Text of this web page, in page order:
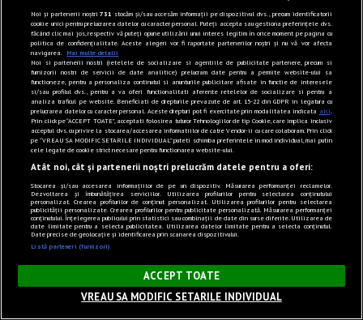
×
Noi și partenerii noștri731 stocăm și/sau accesăm informații pe dispozitivul dvs., precum identificatorii
cookie unici pentru prelucrarea datelor cu caracter personal. Puteți accepta sau gestiona preferințele dvs.
făcând clic mai jos, respectiv vă puteți opune utilizării unui interes legitim în orice moment pe pagina cu
politica de confidențialitate. Aceste alegeri vor fi raportate partenerilor noștri și nu vă vor afecta
navigarea. Mai multe detalii
Noi si partenerii nostri (retelele de socializare si agentiile de publicitate partenere, precum si
furnizorii nostri de servicii de date analitice) prelucram date pentru a permite website-ului sa
functioneze, pentru a personaliza continutul si anunturile publicitare afisate in functie de interesele
si/sau profilul dvs., pentru a va oferi functionalitati aferente retelelor de socializare si pentru a
analiza traficul pe website. Beneficiati de drepturile prevazute de art. 15-22 din GDPR in legatura cu
prelucrarea datelor cu caracter personal. Aceste drepturi pot fi exercitate prin modalitatea indicata aici.
Prin click pe “ACCEPT TOATE”, acceptati folosirea tuturor Tehnologiilor de tip Cookie, care implica inclusiv
acceptul dvs. cu privire la stocarea/accesarea informatiilor de catre Vendor-ii cu care colaboram. Prin click
pe “VREAU SA MODIFIC SETARILE INDIVIDUAL” puteti schimba preferintele in mod individual, mai putin
cele legate de cookie strict necesare pentru functionarea website-ului.
Atât noi, cât și partenerii noștri prelucrăm datele pentru a oferi:
Stocarea și/sau accesarea informațiilor de pe un dispozitiv. Măsurarea performanței reclamelor.
Dezvoltarea și îmbunătățirea serviciilor. Utilizarea profilurilor pentru selectarea conținutului
personalizat. Crearea profilurilor de conținut personalizat. Utilizarea profilurilor pentru selectarea
publicității personalizate. Crearea profilurilor pentru publicitate personalizată. Măsurarea performanței
conținutului. Înțelegerea publicului prin statistici sau combinații de date din surse diferite. Utilizarea de
date limitate pentru a selecta publicitatea. Utilizarea datelor limitate pentru a selecta conținutul.
Date precise de geolocație și identificarea prin scanarea dispozitivului.
Listă parteneri (furnizori)
ACCEPT TOATE
VREAU SA MODIFIC SETARILE INDIVIDUAL